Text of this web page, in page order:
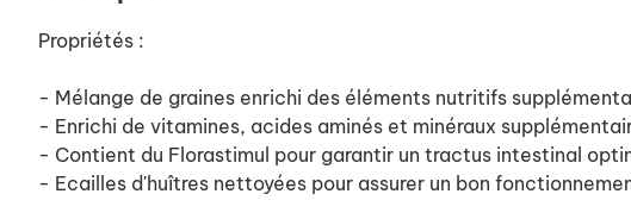
Propriétés :
- Mélange de graines enrichi des éléments nutritifs
- Enrichi de vitamines, acides aminés et minéraux
- Contient du Florastimul pour garantir un tractus intestinal
- Ecailles d'huîtres nettoyées pour assurer un bon